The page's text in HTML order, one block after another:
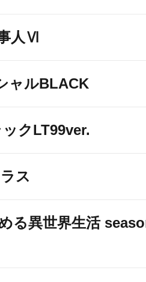
人Ⅵ
ャルBLACK
クLT99ver.
ス
る異世界生活